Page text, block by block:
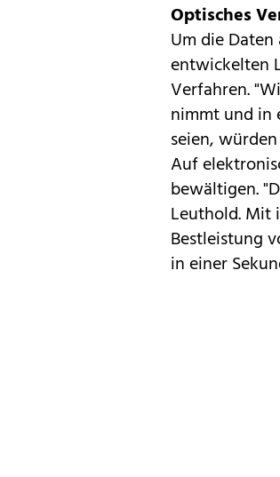
Optisches
Um die
entwickelten
Verfahren.
nimmt und in
seien,
Auf
bewältigen.
Leuthold. Mit
Bestleistung
in einer